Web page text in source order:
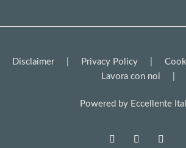
Disclaimer| Privacy Policy
Lavora con noi
Powered by Eccellente